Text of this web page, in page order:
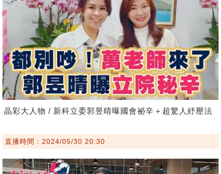
晶彩大人物 / 新科立委郭昱晴曝國會祕辛＋超驚人紓壓法
直播時間：2024/05/30 20:30